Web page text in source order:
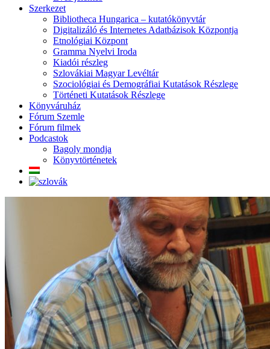
Szerkezet
Bibliotheca Hungarica – kutatókönyvtár
Digitalizáló és Internetes Adatbázisok Központja
Etnológiai Központ
Gramma Nyelvi Iroda
Kiadói részleg
Szlovákiai Magyar Levéltár
Szociológiai és Demográfiai Kutatások Részlege
Történeti Kutatások Részlege
Könyváruház
Fórum Szemle
Fórum filmek
Podcastok
Bagoly mondja
Könyvtörténetek